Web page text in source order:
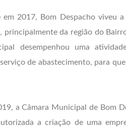
em 2017, Bom Despacho viveu
principalmente da região do
desempenhou uma
de abastecimento, para
a Câmara Municipal de Bom
a criação de uma